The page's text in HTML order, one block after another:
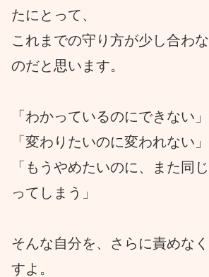
たにとって、
これまでの守り方が少し合わ
のだと思います。
「わかっているのにできない」
「変わりたいのに変われない」
「もうやめたいのに、また同
ってしまう」
そんな自分を、さらに責めな
すよ。